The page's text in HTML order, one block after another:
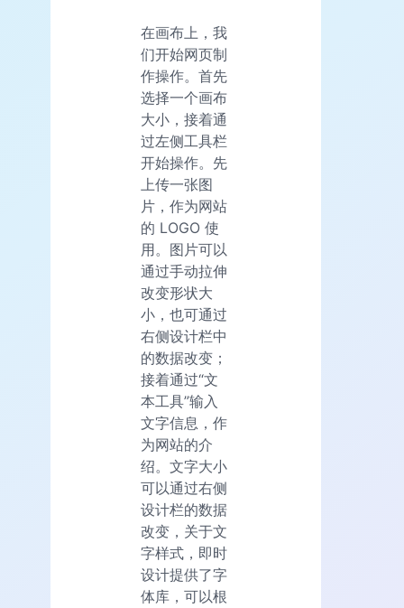
在画布上，我
们开始网页制
作操作。首先
选择一个画布
大小，接着通
过左侧工具栏
开始操作。先
上传一张图
片，作为网站
的 LOGO 使
用。图片可以
通过手动拉伸
改变形状大
小，也可通过
右侧设计栏中
的数据改变；
接着通过“文
本工具”输入
文字信息，作
为网站的介
绍。文字大小
可以通过右侧
设计栏的数据
改变，关于文
字样式，即时
设计提供了字
体库，可以根